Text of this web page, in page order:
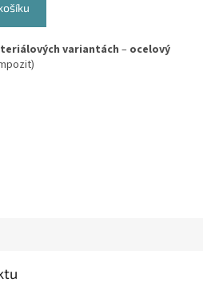
variantách – ocelový